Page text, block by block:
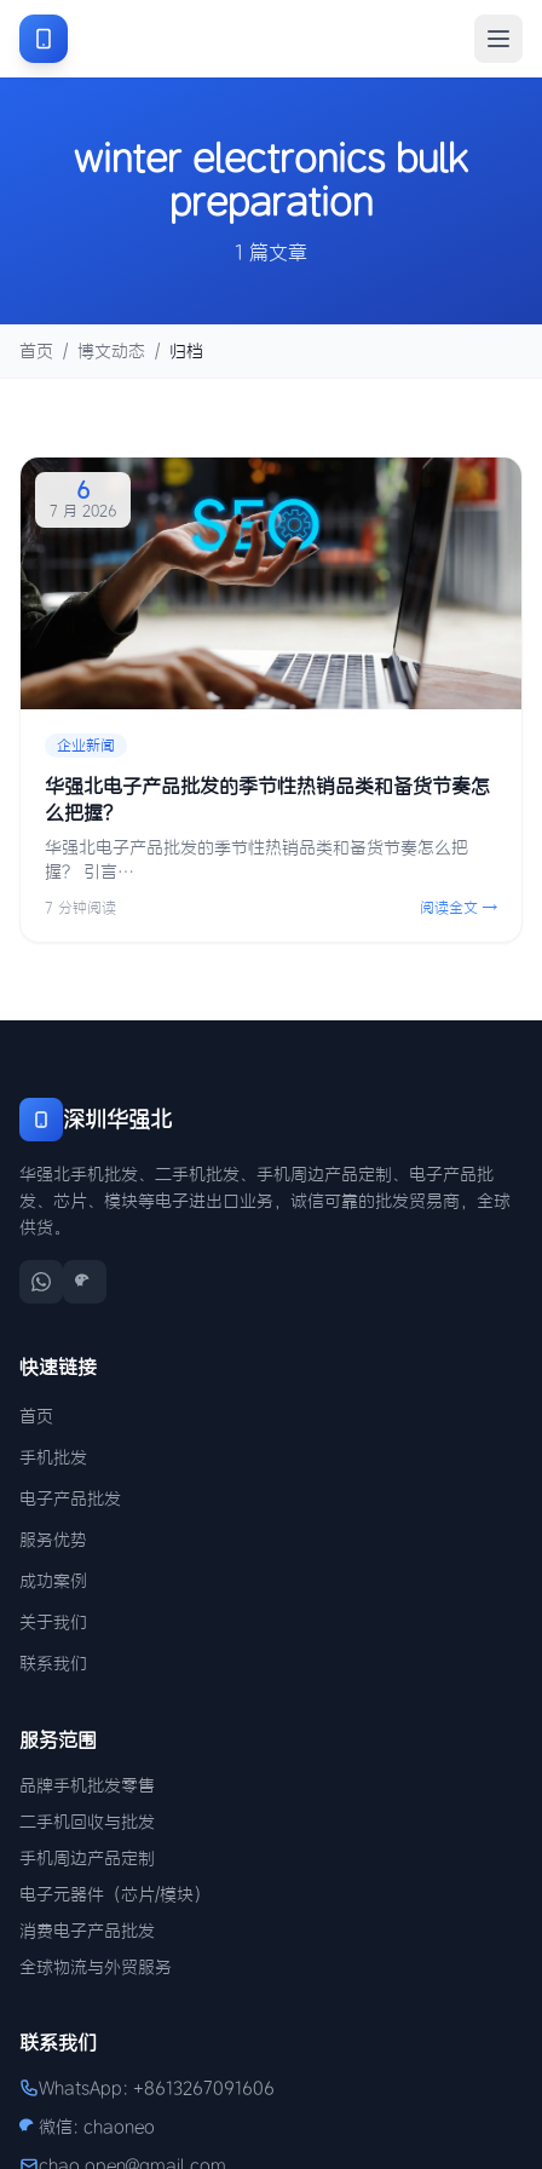
winter electronics bulk
preparation
1 篇文章
首页 / 博文动态 / 归档
6
7 月 2026
企业新闻
华强北电子产品批发的季节性热销品类和备货节奏怎
么把握？
华强北电子产品批发的季节性热销品类和备货节奏怎么把
握？ 引言…
7 分钟阅读 阅读全文 →
深圳华强北
华强北手机批发、二手机批发、手机周边产品定制、电子产品批
发、芯片、模块等电子进出口业务，诚信可靠的批发贸易商，全球
供货。
快速链接
首页
手机批发
电子产品批发
服务优势
成功案例
关于我们
联系我们
服务范围
品牌手机批发零售
二手机回收与批发
手机周边产品定制
电子元器件（芯片/模块）
消费电子产品批发
全球物流与外贸服务
联系我们
WhatsApp: +8613267091606
微信: chaoneo